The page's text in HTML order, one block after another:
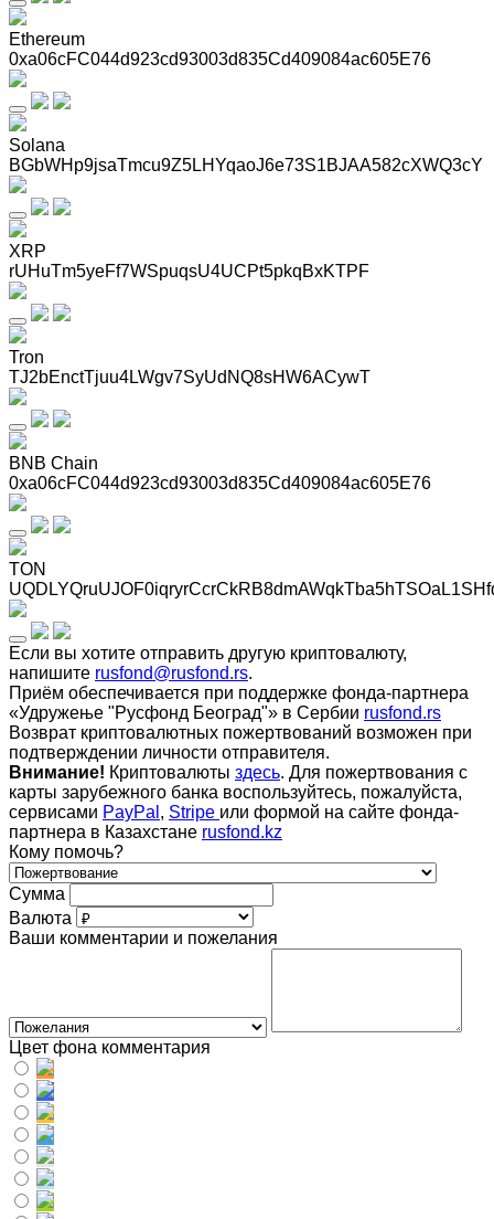
Ethereum
0xa06cFC044d923cd93003d835Cd409084ac605E76
Solana
BGbWHp9jsaTmcu9Z5LHYqaoJ6e73S1BJAA582cXWQ3cY
XRP
rUHuTm5yeFf7WSpuqsU4UCPt5pkqBxKTPF
Tron
TJ2bEnctTjuu4LWgv7SyUdNQ8sHW6ACywT
BNB Chain
0xa06cFC044d923cd93003d835Cd409084ac605E76
TON
Если вы хотите отправить другую криптовалюту,
напишите rusfond@rusfond.rs.
Приём обеспечивается при поддержке фонда-партнера
«Удружење "Русфонд Београд"» в Сербии rusfond.rs
Возврат криптовалютных пожертвований возможен при
подтверждении личности отправителя.
Внимание! Криптовалюты здесь. Для пожертвования с
карты зарубежного банка воспользуйтесь, пожалуйста,
сервисами PayPal , Stripe или формой на сайте фонда-
партнера в Казахстане rusfond.kz
Кому помочь?
Сумма
Валюта
Ваши комментарии и пожелания
Цвет фона комментария